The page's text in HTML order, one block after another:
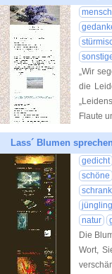
„Wir
die
Flaute
Lass´ Blumen sprechen
gedicht
schöne
jüngling
natur
Die
Wort,